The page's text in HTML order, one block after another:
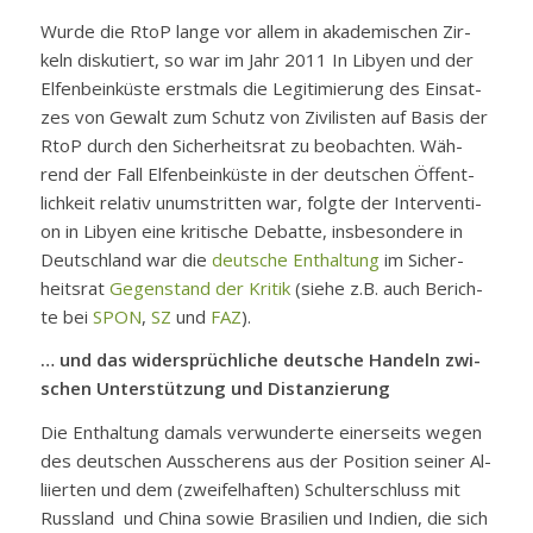
Wur­de die RtoP lan­ge vor al­lem in aka­de­mi­schen Zir­
keln dis­ku­tiert, so war im Jahr 2011 In Li­by­en und der
El­fen­bein­küs­te erst­mals die Le­gi­ti­mie­rung des Ein­sat­
zes von Ge­walt zum Schutz von Zi­vi­lis­ten auf Ba­sis der
RtoP durch den Si­cher­heits­rat zu be­ob­ach­ten. Wäh­
rend der Fall El­fen­bein­küs­te in der deut­schen Öf­fent­
lich­keit re­la­tiv un­um­strit­ten war, folg­te der In­ter­ven­ti­
on in Li­by­en ei­ne kri­ti­sche De­bat­te, ins­be­son­de­re in
Deutsch­land war die deut­sche Ent­hal­tungim Si­cher­
heits­rat Ge­gen­stand der Kri­tik(sie­he z.B. auch Be­rich­
te bei SPON, SZ und FAZ).
… und das wi­der­sprüch­li­che deut­sche Han­deln zwi­
schen Un­ter­stüt­zung und Dis­tan­zie­rung
Die Ent­hal­tung da­mals ver­wun­der­te ei­ner­seits we­gen
des deut­schen Aus­sche­rens aus der Po­si­ti­on sei­ner Al­
li­ier­ten und dem (zwei­fel­haf­ten) Schul­ter­schluss mit
Russ­land und Chi­na so­wie Bra­si­li­en und In­di­en, die sich